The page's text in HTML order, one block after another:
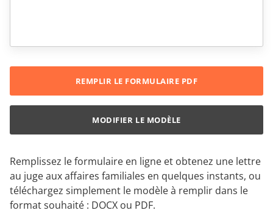
Remplissez le formulaire en ligne et obtenez une lettre
au juge aux affaires familiales en quelques instants, ou
téléchargez simplement le modèle à remplir dans le
format souhaité : DOCX ou PDF.
REMPLIR LE FORMULAIRE PDF
MODIFIER LE MODÈLE